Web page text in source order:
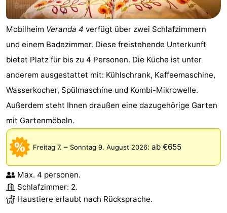
Mobilheim Veranda 4 verfügt über zwei Schlafzimmern
und einem Badezimmer. Diese freistehende Unterkunft
bietet Platz für bis zu 4 Personen. Die Küche ist unter
anderem ausgestattet mit: Kühlschrank, Kaffeemaschine,
Wasserkocher, Spülmaschine und Kombi-Mikrowelle.
Außerdem steht Ihnen draußen eine dazugehörige Garten
mit Gartenmöbeln.
Freitag 7. – Sonntag 9. August 2026: ab €655
Max. 4 personen.
Schlafzimmer: 2.
Haustiere erlaubt nach Rücksprache.